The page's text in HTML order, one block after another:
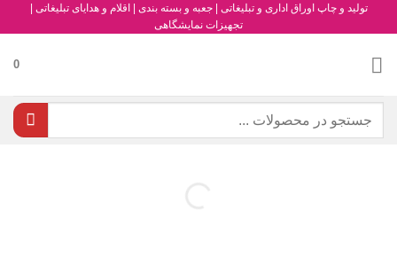
به
محتوا
تولید و چاپ اوراق اداری و تبلیغاتی | جعبه و بسته بندی | اقلام و هدایای تبلیغاتی |
تجهیزات نمایشگاهی
0
برای: